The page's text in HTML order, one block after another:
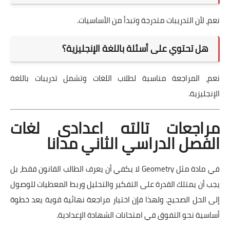
نعم، لأن التدريبات متدرجة وتبدأ من الأساسيات.
هل تحتوي على أسئلة باللغة الإنجليزية؟
نعم، المراجعة مناسبة لطلاب اللغات وتشمل تدريبات باللغة
الإنجليزية.
مراجعات تالته اعدادى لغات
الفصل الدراسي الثاني مدانا
في مادة مثل Geometry لا يكفي أن يعرف الطالب القانون فقط، بل
يجب أن يمتلك القدرة على التفكير والتحليل وربط المعطيات للوصول
إلى الحل الصحيح. ولهذا فإن اختيار مراجعة نهائية قوية يعد خطوة
أساسية نحو التفوق في امتحانات الشهادة الإعدادية.